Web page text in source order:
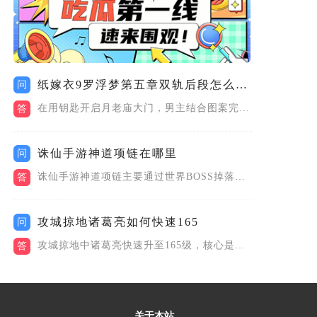
问 纸嫁衣9罗浮梦第五章双轨后段怎么通关
答 在用钥匙开启月老庙大门，男主结合图案完成门外石画之后，得到充...
问 诛仙手游神道项链在哪里
答 诛仙手游神道项链主要通过世界BOSS掉落、轩辕祖师处兑换以及...
问 攻城掠地诸葛亮如何快速165
答 攻城掠地中诸葛亮快速升至165级，核心是优先清主线、高效刷国...